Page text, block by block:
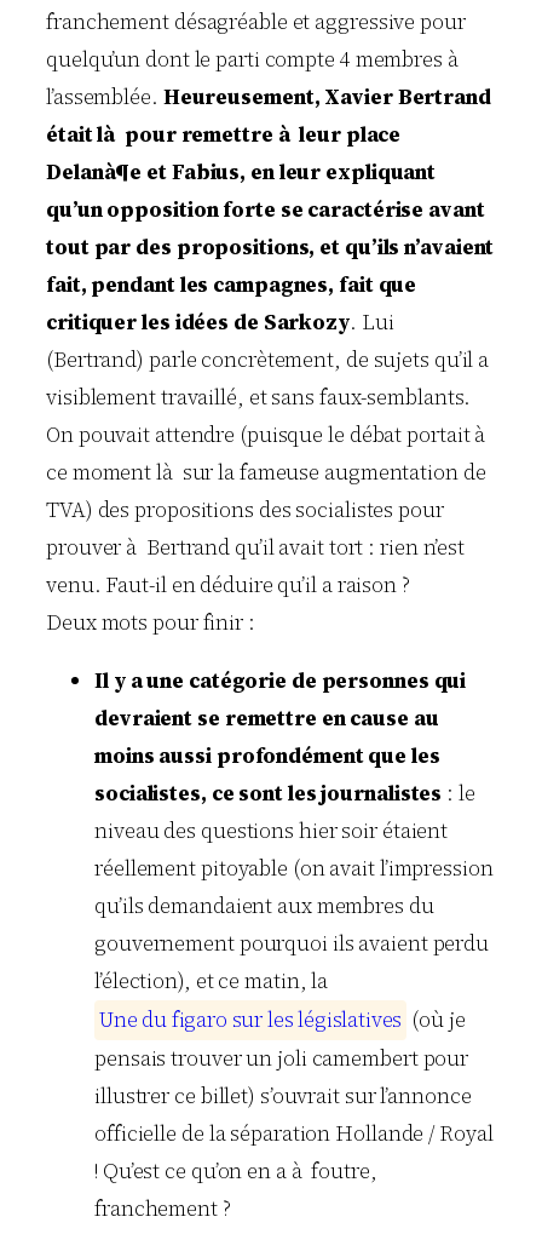
franchement désagréable et aggressive pour
quelqu’un dont le parti compte 4 membres à
l’assemblée. Heureusement, Xavier Bertrand
était là pour remettre à leur place
Delanà¶e et Fabius, en leur expliquant
qu’un opposition forte se caractérise avant
tout par des propositions, et qu’ils n’avaient
fait, pendant les campagnes, fait que
critiquer les idées de Sarkozy. Lui
(Bertrand) parle concrètement, de sujets qu’il a
visiblement travaillé, et sans faux-semblants.
On pouvait attendre (puisque le débat portait à
ce moment là sur la fameuse augmentation de
TVA) des propositions des socialistes pour
prouver à Bertrand qu’il avait tort : rien n’est
venu. Faut-il en déduire qu’il a raison ?
Deux mots pour finir :
Il y a une catégorie de personnes qui
devraient se remettre en cause au
moins aussi profondément que les
socialistes, ce sont les journalistes : le
niveau des questions hier soir étaient
réellement pitoyable (on avait l’impression
qu’ils demandaient aux membres du
gouvernement pourquoi ils avaient perdu
l’élection), et ce matin, la
Une dufigaro surleslégislatives (où je
pensais trouver un joli camembert pour
illustrer ce billet) s’ouvrait sur l’annonce
officielle de la séparation Hollande / Royal
! Qu’est ce qu’on en a à foutre,
franchement ?